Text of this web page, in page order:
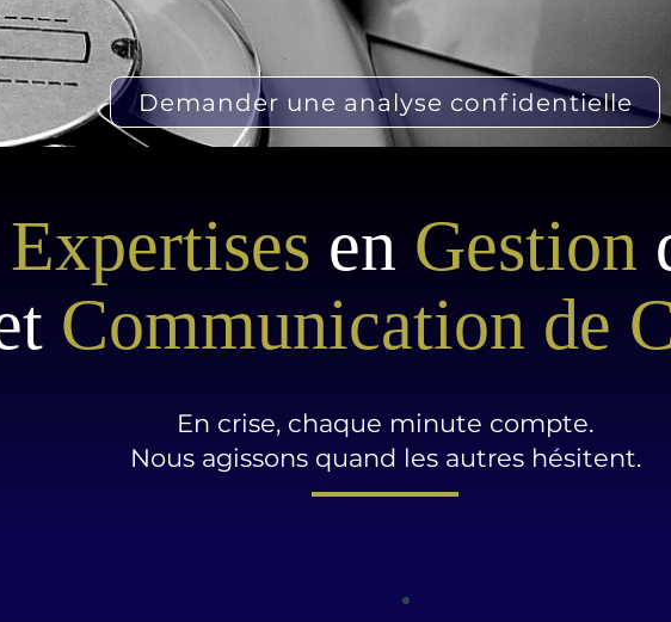
Demander une analyse confidentielle
Expertises en Gestion
Communication de
En crise, chaque minute compte.
Nous agissons quand les autres hésitent.